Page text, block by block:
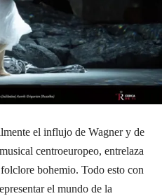
el influjo de Wagner y de
centroeuropeo, entrelaza
bohemio. Todo esto con
el mundo de la